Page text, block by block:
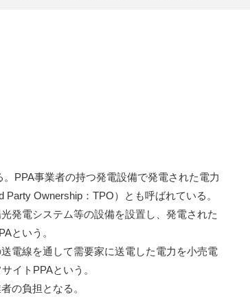
PPA事業者の持つ発電設備で発電された電力
Ownership：TPO）とも呼ばれている。
発電システム等の設備を設置し、発電された
という。
電線を通して需要家に送電した電力を小売電
イトPPAという。
の負担となる。